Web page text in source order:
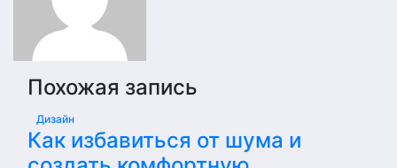
Похожая запись
Дизайн
Как избавиться от шума и